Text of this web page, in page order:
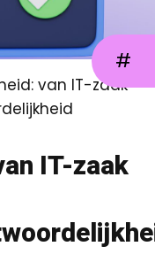
van IT-zaak
IT-zaak
#